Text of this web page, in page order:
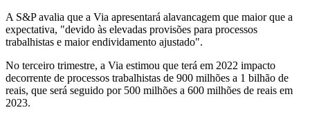
A S&P avalia que a Via apresentará alavancagem que maior que a
expectativa, "devido às elevadas provisões para processos
trabalhistas e maior endividamento ajustado".
No terceiro trimestre, a Via estimou que terá em 2022 impacto
decorrente de processos trabalhistas de 900 milhões a 1 bilhão de
reais, que será seguido por 500 milhões a 600 milhões de reais em
2023.